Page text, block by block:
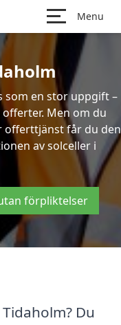
Menu
som en stor uppgift –
Men om du
offerttjänst får du den
av solceller i
förpliktelser
Du